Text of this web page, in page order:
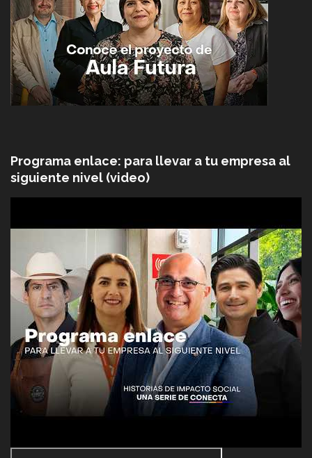
Programa enlace: para llevar a tu empresa al
siguiente nivel (video)